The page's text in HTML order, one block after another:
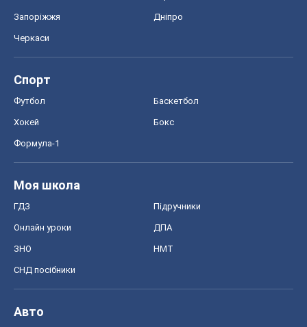
Запоріжжя Дніпро
Черкаси
Спорт
Футбол Баскетбол
Хокей Бокс
Формула-1
Моя школа
ГДЗ Підручники
Онлайн уроки ДПА
ЗНО НМТ
СНД посібники
Авто